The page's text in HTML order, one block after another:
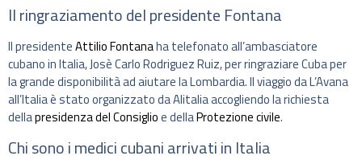
Il ringraziamento del presidente Fontana
Il presidenteAttilio Fontanaha telefonato all’ambasciatore
cubano in Italia, Josè Carlo Rodriguez Ruiz, per ringraziare Cuba per
la grande disponibilità ad aiutare la Lombardia. Il viaggio da L’Avana
all’Italia è stato organizzato da Alitalia accogliendo la richiesta
dellapresidenza del Consiglioe dellaProtezione civile.
Chi sono i medici cubani arrivati in Italia